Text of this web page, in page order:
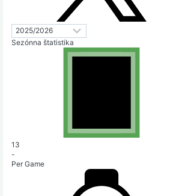
Sezónna štatistika
13
-
Per Game